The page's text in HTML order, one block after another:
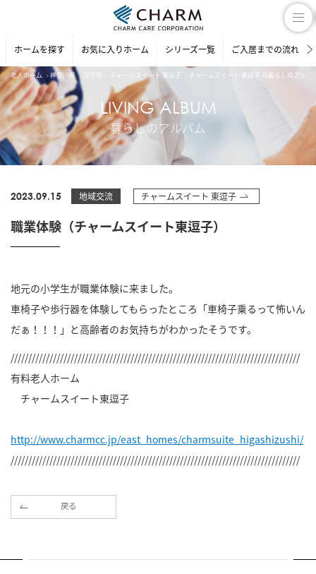
ホームを探す お気に入りホーム シリーズ一覧 ご入居までの流れ
老人ホーム 神奈川県 逗子市 チャームスイート 東逗子 チャームスイート 東逗子 の暮らしのアルバ
LIVING ALBUM
暮らしのアルバム
2023.09.15 地域交流 チャームスイート 東逗子
職業体験（チャームスイート東逗子）
地元の小学生が職業体験に来ました。
車椅子や歩行器を体験してもらったところ「車椅子乗るって怖いん
だぁ！！！」と高齢者のお気持ちがわかったそうです。
//////////////////////////////////////////////////////////////////////////////////
有料老人ホーム
チャームスイート東逗子
http://www.charmcc.jp/east_homes/charmsuite_higashizushi/
//////////////////////////////////////////////////////////////////////////////////
戻る